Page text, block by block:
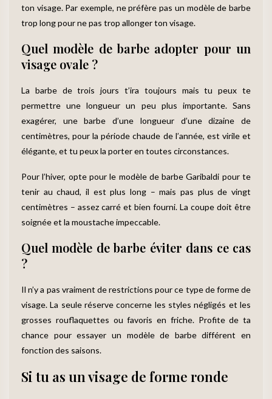
ton visage. Par exemple, ne préfère pas un modèle de barbe
trop long pour ne pas trop allonger ton visage.
Quel modèle de barbe adopter pour un
visage ovale ?
La barbe de trois jours t’ira toujours mais tu peux te
permettre une longueur un peu plus importante. Sans
exagérer, une barbe d’une longueur d’une dizaine de
centimètres, pour la période chaude de l’année, est virile et
élégante, et tu peux la porter en toutes circonstances.
Pour l’hiver, opte pour le modèle de barbe Garibaldi pour te
tenir au chaud, il est plus long – mais pas plus de vingt
centimètres – assez carré et bien fourni. La coupe doit être
soignée et la moustache impeccable.
Quel modèle de barbe éviter dans ce cas
?
Il n’y a pas vraiment de restrictions pour ce type de forme de
visage. La seule réserve concerne les styles négligés et les
grosses rouflaquettes ou favoris en friche. Profite de ta
chance pour essayer un modèle de barbe différent en
fonction des saisons.
Si tu as un visage de forme ronde